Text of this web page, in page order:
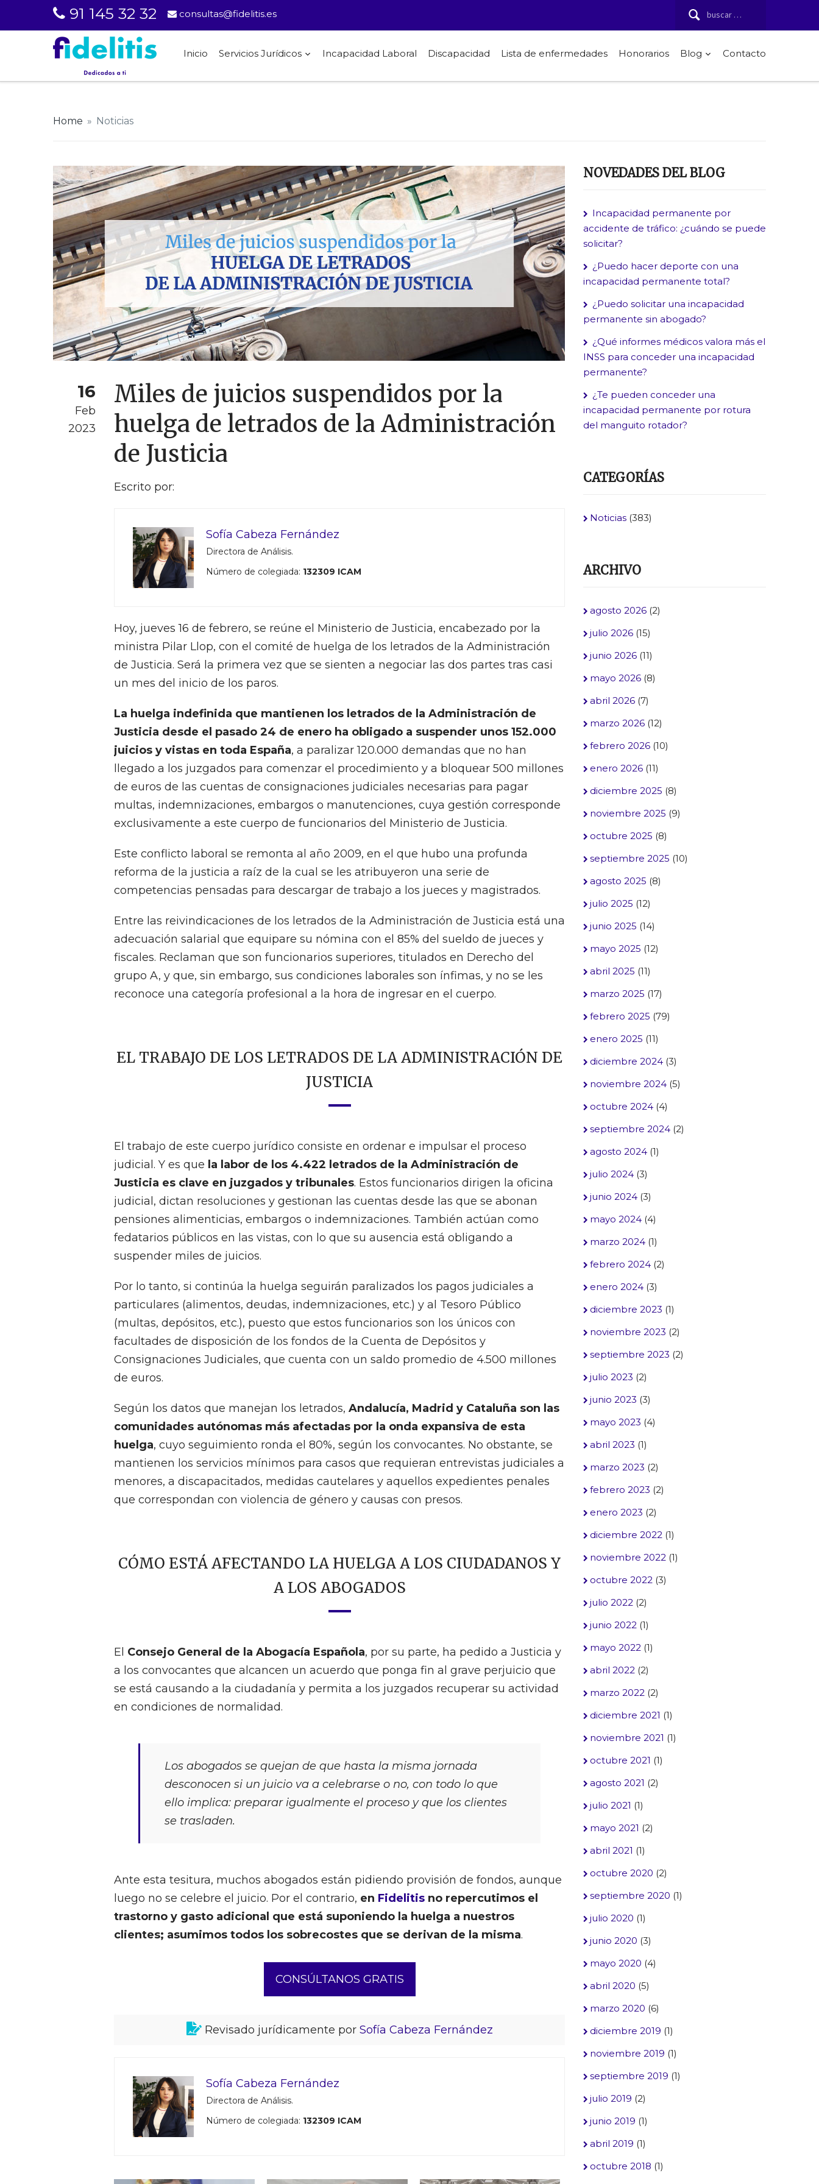
Buscar:
91 145 32 32 consultas@fidelitis.es
Inicio Servicios Jurídicos Incapacidad Laboral Discapacidad Lista de enfermedades Honorarios Blog Contacto
Home » Noticias
16
Feb
2023
Miles de juicios suspendidos por la
huelga de letrados de la Administración
de Justicia
Escrito por:
Sofía Cabeza Fernández
Directora de Análisis.
Número de colegiada: 132309 ICAM
Hoy, jueves 16 de febrero, se reúne el Ministerio de Justicia, encabezado por la
ministra Pilar Llop, con el comité de huelga de los letrados de la Administración
de Justicia. Será la primera vez que se sienten a negociar las dos partes tras casi
un mes del inicio de los paros.
La huelga indefinida que mantienen los letrados de la Administración de
Justicia desde el pasado 24 de enero ha obligado a suspender unos 152.000
juicios y vistas en toda España, a paralizar 120.000 demandas que no han
llegado a los juzgados para comenzar el procedimiento y a bloquear 500 millones
de euros de las cuentas de consignaciones judiciales necesarias para pagar
multas, indemnizaciones, embargos o manutenciones, cuya gestión corresponde
exclusivamente a este cuerpo de funcionarios del Ministerio de Justicia.
Este conflicto laboral se remonta al año 2009, en el que hubo una profunda
reforma de la justicia a raíz de la cual se les atribuyeron una serie de
competencias pensadas para descargar de trabajo a los jueces y magistrados.
Entre las reivindicaciones de los letrados de la Administración de Justicia está una
adecuación salarial que equipare su nómina con el 85% del sueldo de jueces y
fiscales. Reclaman que son funcionarios superiores, titulados en Derecho del
grupo A, y que, sin embargo, sus condiciones laborales son ínfimas, y no se les
reconoce una categoría profesional a la hora de ingresar en el cuerpo.
EL TRABAJO DE LOS LETRADOS DE LA ADMINISTRACIÓN DE
JUSTICIA
El trabajo de este cuerpo jurídico consiste en ordenar e impulsar el proceso
judicial. Y es que la labor de los 4.422 letrados de la Administración de
Justicia es clave en juzgados y tribunales. Estos funcionarios dirigen la oficina
judicial, dictan resoluciones y gestionan las cuentas desde las que se abonan
pensiones alimenticias, embargos o indemnizaciones. También actúan como
fedatarios públicos en las vistas, con lo que su ausencia está obligando a
suspender miles de juicios.
Por lo tanto, si continúa la huelga seguirán paralizados los pagos judiciales a
particulares (alimentos, deudas, indemnizaciones, etc.) y al Tesoro Público
(multas, depósitos, etc.), puesto que estos funcionarios son los únicos con
facultades de disposición de los fondos de la Cuenta de Depósitos y
Consignaciones Judiciales, que cuenta con un saldo promedio de 4.500 millones
de euros.
Según los datos que manejan los letrados, Andalucía, Madrid y Cataluña son las
comunidades autónomas más afectadas por la onda expansiva de esta
huelga, cuyo seguimiento ronda el 80%, según los convocantes. No obstante, se
mantienen los servicios mínimos para casos que requieran entrevistas judiciales a
menores, a discapacitados, medidas cautelares y aquellos expedientes penales
que correspondan con violencia de género y causas con presos.
CÓMO ESTÁ AFECTANDO LA HUELGA A LOS CIUDADANOS Y
A LOS ABOGADOS
El Consejo General de la Abogacía Española, por su parte, ha pedido a Justicia y
a los convocantes que alcancen un acuerdo que ponga fin al grave perjuicio que
se está causando a la ciudadanía y permita a los juzgados recuperar su actividad
en condiciones de normalidad.
Los abogados se quejan de que hasta la misma jornada
desconocen si un juicio va a celebrarse o no, con todo lo que
ello implica: preparar igualmente el proceso y que los clientes
se trasladen.
Ante esta tesitura, muchos abogados están pidiendo provisión de fondos, aunque
luego no se celebre el juicio. Por el contrario, en Fidelitis no repercutimos el
trastorno y gasto adicional que está suponiendo la huelga a nuestros
clientes; asumimos todos los sobrecostes que se derivan de la misma.
CONSÚLTANOS GRATIS
Revisado jurídicamente por Sofía Cabeza Fernández
Sofía Cabeza Fernández
Directora de Análisis.
Número de colegiada: 132309 ICAM
NOVEDADES DEL BLOG
Incapacidad permanente por
accidente de tráfico: ¿cuándo se puede
solicitar?
¿Puedo hacer deporte con una
incapacidad permanente total?
¿Puedo solicitar una incapacidad
permanente sin abogado?
¿Qué informes médicos valora más el
INSS para conceder una incapacidad
permanente?
¿Te pueden conceder una
incapacidad permanente por rotura
del manguito rotador?
CATEGORÍAS
Noticias (383)
ARCHIVO
agosto 2026 (2)
julio 2026 (15)
junio 2026 (11)
mayo 2026 (8)
abril 2026 (7)
marzo 2026 (12)
febrero 2026 (10)
enero 2026 (11)
diciembre 2025 (8)
noviembre 2025 (9)
octubre 2025 (8)
septiembre 2025 (10)
agosto 2025 (8)
julio 2025 (12)
junio 2025 (14)
mayo 2025 (12)
abril 2025 (11)
marzo 2025 (17)
febrero 2025 (79)
enero 2025 (11)
diciembre 2024 (3)
noviembre 2024 (5)
octubre 2024 (4)
septiembre 2024 (2)
agosto 2024 (1)
julio 2024 (3)
junio 2024 (3)
mayo 2024 (4)
marzo 2024 (1)
febrero 2024 (2)
enero 2024 (3)
diciembre 2023 (1)
noviembre 2023 (2)
septiembre 2023 (2)
julio 2023 (2)
junio 2023 (3)
mayo 2023 (4)
abril 2023 (1)
marzo 2023 (2)
febrero 2023 (2)
enero 2023 (2)
diciembre 2022 (1)
noviembre 2022 (1)
octubre 2022 (3)
julio 2022 (2)
junio 2022 (1)
mayo 2022 (1)
abril 2022 (2)
marzo 2022 (2)
diciembre 2021 (1)
noviembre 2021 (1)
octubre 2021 (1)
agosto 2021 (2)
julio 2021 (1)
mayo 2021 (2)
abril 2021 (1)
octubre 2020 (2)
septiembre 2020 (1)
julio 2020 (1)
junio 2020 (3)
mayo 2020 (4)
abril 2020 (5)
marzo 2020 (6)
diciembre 2019 (1)
noviembre 2019 (1)
septiembre 2019 (1)
julio 2019 (2)
junio 2019 (1)
abril 2019 (1)
octubre 2018 (1)